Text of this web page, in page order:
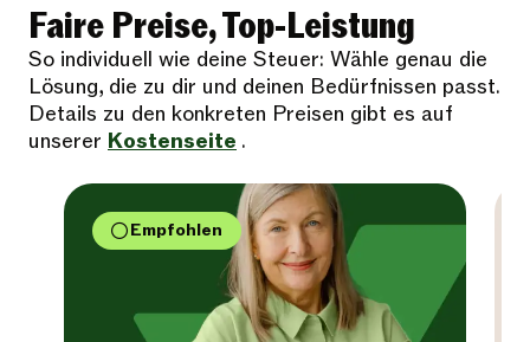
Faire Preise, Top-Leistung
So individuell wie deine Steuer: Wähle genau die
Lösung, die zu dir und deinen Bedürfnissen passt.
Details zu den konkreten Preisen gibt es auf
unserer Kostenseite .
Empfohlen